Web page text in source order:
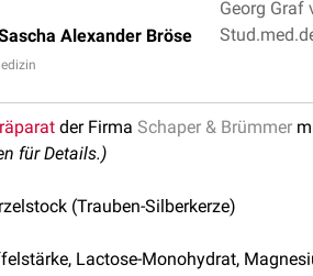
Alexander Bröse
Georg Graf
der Firma Schaper & Brümmer
für Details.)
(Trauben-Silberkerze)
Lactose-Monohydrat,